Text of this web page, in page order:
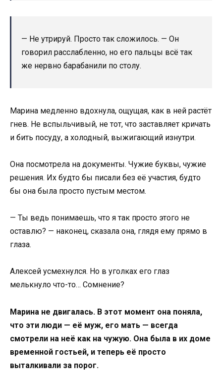
— Не утрируй. Просто так сложилось. — Он
говорил расслабленно, но его пальцы всё так
же нервно барабанили по столу.
Марина медленно вдохнула, ощущая, как в ней растёт
гнев. Не вспыльчивый, не тот, что заставляет кричать
и бить посуду, а холодный, выжигающий изнутри.
Она посмотрела на документы. Чужие буквы, чужие
решения. Их будто бы писали без её участия, будто
бы она была просто пустым местом.
— Ты ведь понимаешь, что я так просто этого не
оставлю? — наконец, сказала она, глядя ему прямо в
глаза.
Алексей усмехнулся. Но в уголках его глаз
мелькнуло что-то… Сомнение?
Марина не двигалась. В этот момент она поняла,
что эти люди — её муж, его мать — всегда
смотрели на неё как на чужую. Она была в их доме
временной гостьей, и теперь её просто
выталкивали за порог.